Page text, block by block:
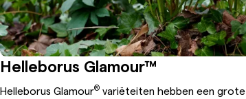
Helleborus Glamour™
Helleborus Glamour® variëteiten hebben een grote